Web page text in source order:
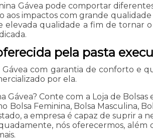
Gávea pode comportar
impactos com grande
elevada qualidade a fim de
pela pasta
com garantia de conforto e
por ela.
Conte com a Loja de
Bolsa Feminina, Bolsa Masculina,
a empresa é capaz de suprir a
nós oferecermos,